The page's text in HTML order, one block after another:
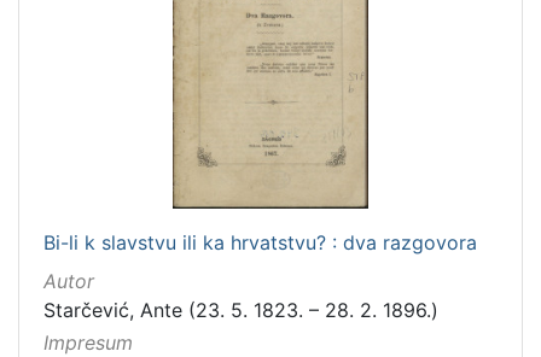
Bi-li k slavstvu ili ka hrvatstvu? : dva razgovora
Autor
Starčević, Ante (23. 5. 1823. – 28. 2. 1896.)
Impresum